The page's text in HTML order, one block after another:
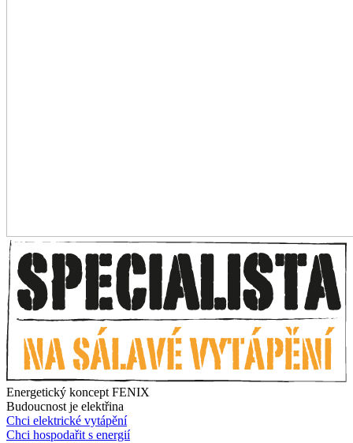
Energetický koncept FENIX
Budoucnost je elektřina
Chci elektrické vytápění
Chci hospodařit s energií